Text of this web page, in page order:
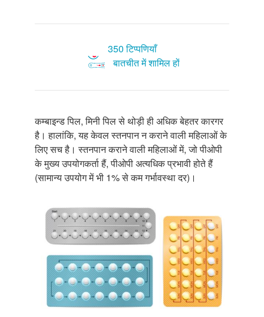
350 टिप्पणियाँ
बातचीत में शामिल हों
कम्बाइन्ड पिल, मिनी पिल से थोड़ी ही अधिक बेहतर कारगर
है। हालांकि, यह केवल स्तनपान न कराने वाली महिलाओं के
लिए सच है। स्तनपान कराने वाली महिलाओं में, जो पीओपी
के मुख्य उपयोगकर्ता हैं, पीओपी अत्यधिक प्रभावी होते हैं
(सामान्य उपयोग में भी 1% से कम गर्भावस्था दर)।